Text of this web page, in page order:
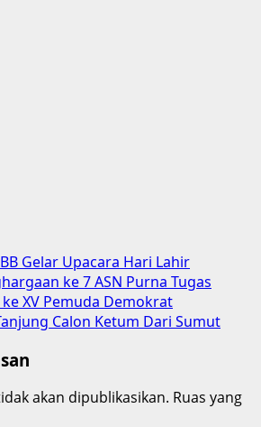
Gelar Upacara Hari Lahir
ke 7 ASN Purna Tugas
XV Pemuda Demokrat
Calon Ketum Dari Sumut
akan dipublikasikan. Ruas yang